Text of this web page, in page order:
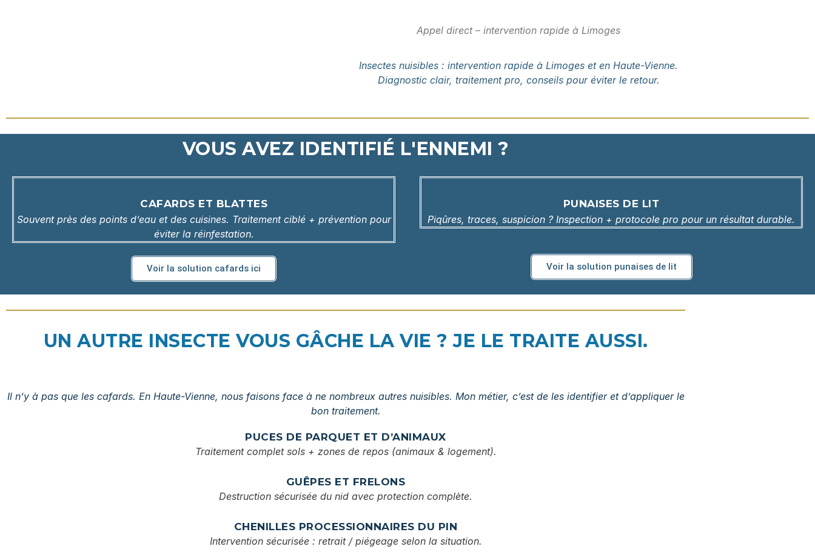
Appel direct – intervention rapide à Limoges
Insectes nuisibles : intervention rapide à Limoges et en Haute-Vienne.
Diagnostic clair, traitement pro, conseils pour éviter le retour.
VOUS AVEZ IDENTIFIÉ L'ENNEMI ?
CAFARDS ET BLATTES
Souvent près des points d’eau et des cuisines. Traitement ciblé + prévention pour
éviter la réinfestation.
Voir la solution cafards ici
PUNAISES DE LIT
Piqûres, traces, suspicion ? Inspection + protocole pro pour un résultat durable.
Voir la solution punaises de lit
UN AUTRE INSECTE VOUS GÂCHE LA VIE ? JE LE TRAITE AUSSI.
Il n’y à pas que les cafards. En Haute-Vienne, nous faisons face à ne nombreux autres nuisibles. Mon métier, c’est de les identifier et d’appliquer le
bon traitement.
PUCES DE PARQUET ET D’ANIMAUX
Traitement complet sols + zones de repos (animaux & logement).
GUÊPES ET FRELONS
Destruction sécurisée du nid avec protection complète.
CHENILLES PROCESSIONNAIRES DU PIN
Intervention sécurisée : retrait / piégeage selon la situation.